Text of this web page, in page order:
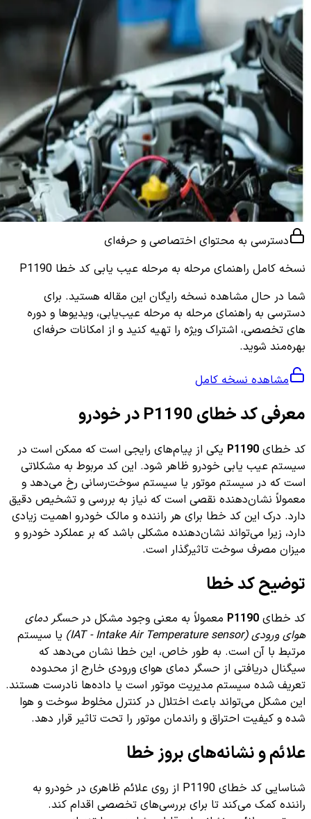
دسترسی به محتوای اختصاصی و حرفه‌ای
نسخه کامل راهنمای مرحله به مرحله عیب یابی کد خطا P1190
شما در حال مشاهده نسخه رایگان این مقاله هستید. برای
دسترسی به راهنمای مرحله به مرحله عیب‌یابی، ویدیوها و دوره
های تخصصی، اشتراک ویژه را تهیه کنید و از امکانات حرفه‌ای
بهره‌مند شوید.
مشاهده نسخه کامل
معرفی کد خطای P1190 در خودرو
کد خطای P1190 یکی از پیام‌های رایجی است که ممکن است در
سیستم عیب یابی خودرو ظاهر شود. این کد مربوط به مشکلاتی
است که در سیستم موتور یا سیستم سوخت‌رسانی رخ می‌دهد و
معمولاً نشان‌دهنده نقصی است که نیاز به بررسی و تشخیص دقیق
دارد. درک این کد خطا برای هر راننده و مالک خودرو اهمیت زیادی
دارد، زیرا می‌تواند نشان‌دهنده مشکلی باشد که بر عملکرد خودرو و
میزان مصرف سوخت تاثیرگذار است.
توضیح کد خطا
کد خطای P1190 معمولاً به معنی وجود مشکل درحسگر دمای
هوای ورودی (IAT - Intake Air Temperature sensor)
یا سیستم
مرتبط با آن است. به طور خاص، این خطا نشان می‌دهد که
سیگنال دریافتی از حسگر دمای هوای ورودی خارج از محدوده
تعریف شده سیستم مدیریت موتور است یا داده‌ها نادرست هستند.
این مشکل می‌تواند باعث اختلال در کنترل مخلوط سوخت و هوا
شده و کیفیت احتراق و راندمان موتور را تحت تاثیر قرار دهد.
علائم و نشانه‌های بروز خطا
شناسایی کد خطای P1190 از روی علائم ظاهری در خودرو به
راننده کمک می‌کند تا برای بررسی‌های تخصصی اقدام کند.